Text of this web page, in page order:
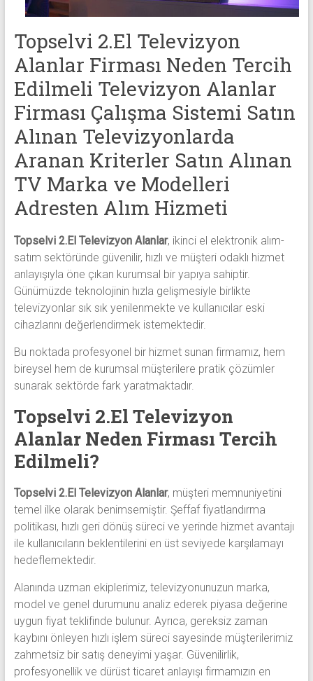
alanlar
adresten
alım
yapıyor
Topselvi 2.El Televizyon
Alanlar Firması Neden Tercih
Edilmeli Televizyon Alanlar
Firması Çalışma Sistemi Satın
Alınan Televizyonlarda
Aranan Kriterler Satın Alınan
TV Marka ve Modelleri
Adresten Alım Hizmeti
Topselvi 2.El Televizyon Alanlar, ikinci el elektronik alım-
satım sektöründe güvenilir, hızlı ve müşteri odaklı hizmet
anlayışıyla öne çıkan kurumsal bir yapıya sahiptir.
Günümüzde teknolojinin hızla gelişmesiyle birlikte
televizyonlar sık sık yenilenmekte ve kullanıcılar eski
cihazlarını değerlendirmek istemektedir.
Bu noktada profesyonel bir hizmet sunan firmamız, hem
bireysel hem de kurumsal müşterilere pratik çözümler
sunarak sektörde fark yaratmaktadır.
Topselvi 2.El Televizyon
Alanlar Neden Firması Tercih
Edilmeli?
Topselvi 2.El Televizyon Alanlar, müşteri memnuniyetini
temel ilke olarak benimsemiştir. Şeffaf fiyatlandırma
politikası, hızlı geri dönüş süreci ve yerinde hizmet avantajı
ile kullanıcıların beklentilerini en üst seviyede karşılamayı
hedeflemektedir.
Alanında uzman ekiplerimiz, televizyonunuzun marka,
model ve genel durumunu analiz ederek piyasa değerine
uygun fiyat teklifinde bulunur. Ayrıca, gereksiz zaman
kaybını önleyen hızlı işlem süreci sayesinde müşterilerimiz
zahmetsiz bir satış deneyimi yaşar. Güvenilirlik,
profesyonellik ve dürüst ticaret anlayışı firmamızın en